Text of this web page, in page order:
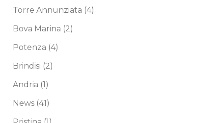
Torre Annunziata (4)
Bova Marina (2)
Potenza (4)
Brindisi (2)
Andria (1)
News (41)